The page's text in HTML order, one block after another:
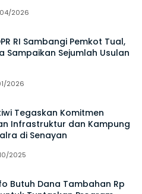
2026
RI Sambangi Pemkot Tual,
Sampaikan Sejumlah Usulan
2026
Tegaskan Komitmen
Infrastruktur dan Kampung
di Senayan
2025
Butuh Dana Tambahan Rp